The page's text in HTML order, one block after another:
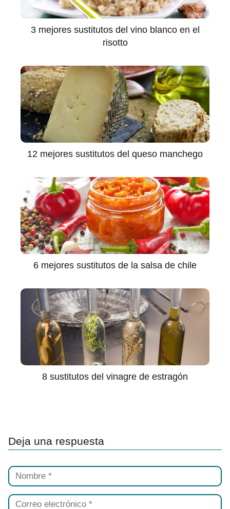
3 mejores sustitutos del vino blanco en el
risotto
12 mejores sustitutos del queso manchego
6 mejores sustitutos de la salsa de chile
8 sustitutos del vinagre de estragón
Deja una respuesta